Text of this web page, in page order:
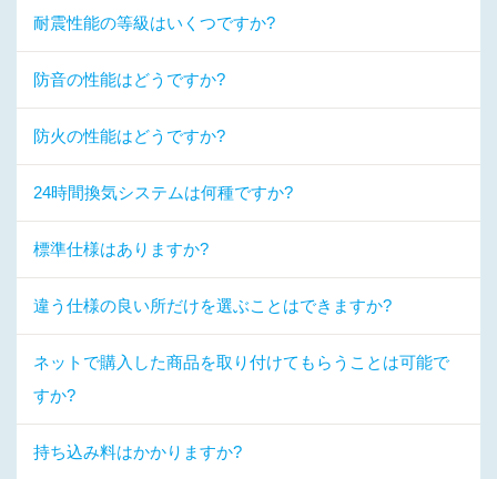
耐震性能の等級はいくつですか?
防音の性能はどうですか?
防火の性能はどうですか?
24時間換気システムは何種ですか?
標準仕様はありますか?
違う仕様の良い所だけを選ぶことはできますか?
ネットで購入した商品を取り付けてもらうことは可能で
すか?
持ち込み料はかかりますか?